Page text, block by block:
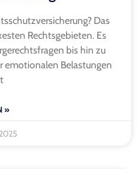
Das
Rechtsgebieten. Es
bis hin zu
emotionalen Belastungen
»